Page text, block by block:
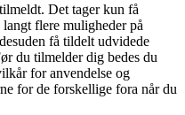
Det tager kun få
flere muligheder på
få tildelt udvidede
du tilmelder dig bedes du
for anvendelse og
for de forskellige fora når du